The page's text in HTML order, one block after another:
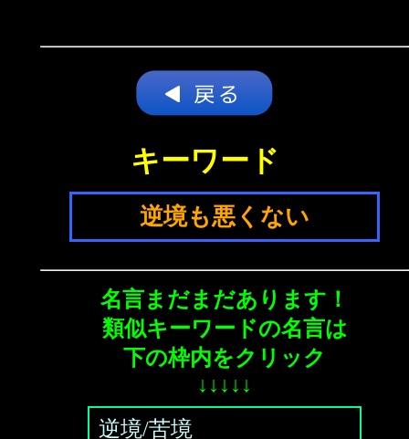
キーワード
逆境も悪くない
名言まだまだあります！
類似キーワードの名言は
下の枠内をクリック
↓↓↓↓↓
逆境/苦境